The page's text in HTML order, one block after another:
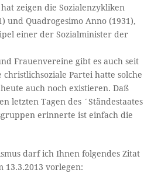
zeigen die Sozialenzykliken
und Quadrogesimo Anno (1931),
einer der Sozialminister der
Frauenvereine gibt es auch seit
christlichsoziale Partei hatte solche
auch noch existieren. Daß
letzten Tagen des ´Ständestaates
erinnerte ist einfach die
darf ich Ihnen folgendes Zitat
13.3.2013 vorlegen: